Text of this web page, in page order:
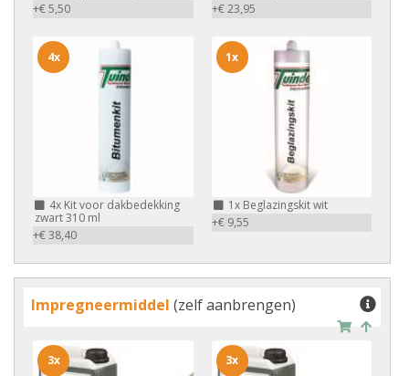
+€ 5,50
+€ 23,95
4x Kit voor dakbedekking
zwart 310 ml
+€ 38,40
4x
1xBeglazingskit wit
+€ 9,55
1x
Impregneermiddel (zelf aanbrengen)
3x 3x